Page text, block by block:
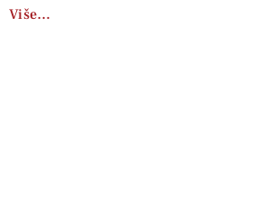
Više…